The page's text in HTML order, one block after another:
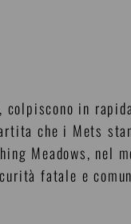
colpiscono in rapida
che i Mets
Meadows, nel
fatale e